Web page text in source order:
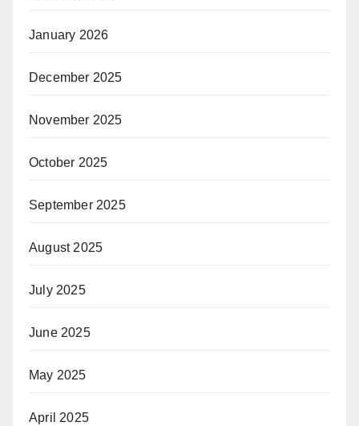
January 2026
December 2025
November 2025
October 2025
September 2025
August 2025
July 2025
June 2025
May 2025
April 2025